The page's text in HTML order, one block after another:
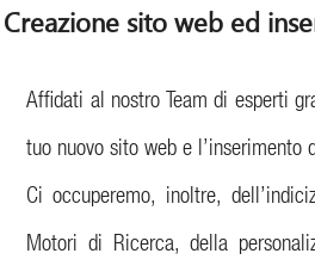
Creazione sito web ed
Affidati al nostro Team di esperti
tuo nuovo sito web e l’inserimento
Ci occuperemo, inoltre,
Motori di Ricerca, della